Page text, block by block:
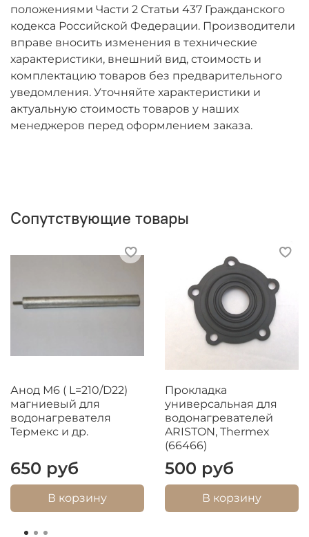
положениями Части 2 Статьи 437 Гражданского
кодекса Российской Федерации. Производители
вправе вносить изменения в технические
характеристики, внешний вид, стоимость и
комплектацию товаров без предварительного
уведомления. Уточняйте характеристики и
актуальную стоимость товаров у наших
менеджеров перед оформлением заказа.
Сопутствующие товары
Анод М6 ( L=210/D22)
магниевый для
водонагревателя
Термекс и др.
650 руб
В корзину
Прокладка
универсальная для
водонагревателей
ARISTON, Thermex
(66466)
500 руб
В корзину